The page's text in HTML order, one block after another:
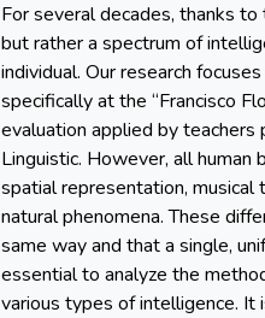
For several decades, thanks
but rather a spectrum of
individual. Our research
specifically at the “Francisco
evaluation applied by
Linguistic. However, all human
spatial representation, musical
natural phenomena. These
same way and that a single,
essential to analyze the
various types of intelligence. It